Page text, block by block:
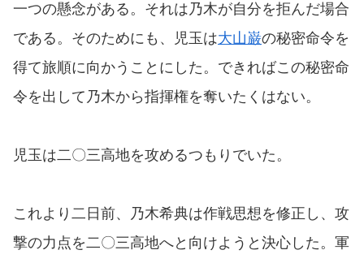
一つの懸念がある。それは乃木が自分を拒んだ場合
である。そのためにも、児玉は大山巌の秘密命令を
得て旅順に向かうことにした。できればこの秘密命
令を出して乃木から指揮権を奪いたくはない。
児玉は二〇三高地を攻めるつもりでいた。
これより二日前、乃木希典は作戦思想を修正し、攻
撃の力点を二〇三高地へと向けようと決心した。軍